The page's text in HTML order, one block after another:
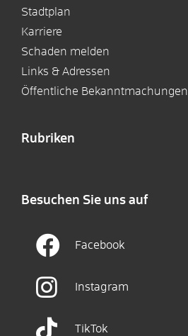
Stadtplan
Karriere
Schaden melden
Links & Adressen
Öffentliche Bekanntmachungen
Rubriken
Besuchen Sie uns auf
Facebook
Instagram
TikTok